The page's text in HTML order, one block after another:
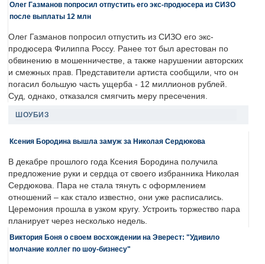
Олег Газманов попросил отпустить его экс-продюсера из СИЗО
после выплаты 12 млн
Олег Газманов попросил отпустить из СИЗО его экс-
продюсера Филиппа Россу. Ранее тот был арестован по
обвинению в мошенничестве, а также нарушении авторских
и смежных прав. Представители артиста сообщили, что он
погасил большую часть ущерба - 12 миллионов рублей.
Суд, однако, отказался смягчить меру пресечения.
ШОУБИЗ
Ксения Бородина вышла замуж за Николая Сердюкова
В декабре прошлого года Ксения Бородина получила
предложение руки и сердца от своего избранника Николая
Сердюкова. Пара не стала тянуть с оформлением
отношений – как стало известно, они уже расписались.
Церемония прошла в узком кругу. Устроить торжество пара
планирует через несколько недель.
Виктория Боня о своем восхождении на Эверест: "Удивило
молчание коллег по шоу-бизнесу"